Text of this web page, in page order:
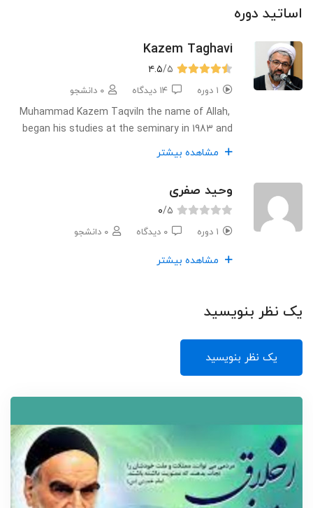
اساتید دوره
Kazem Taghavi
۴.۵/۵
۱ دوره ۱۴ دیدگاه ۰ دانشجو
In the name of Allah,
Muhammad Kazem Taqvi
began his studies at the seminary in 1983 and
continued his education at the seminary in Qom
classes from Ayatollah Javadi Amoli, and for
more than fifteen years he took classes outside
of jurisprudence and principles from Ayatollah
Sobhani, Ayatollah Shubeiri Zanjani, Ayatollah
lessons from Professor Hassan Moalemi and
and Professor Yadollah Yazdan Panah. In
also participated in other educational courses,
Khomeini's political thought, and he collaborated
with the quarterly publications of the Islamic
Government and the seminary page of the
Islamic Republic newspaper. He taught for many
years at Allameh Tabataba'i University, Shahed
مشاهده بیشتر
وحید صفری
۰/۵
۱ دوره ۰ دیدگاه ۰ دانشجو
مشاهده بیشتر
یک نظر بنویسید
یک نظر بنویسید